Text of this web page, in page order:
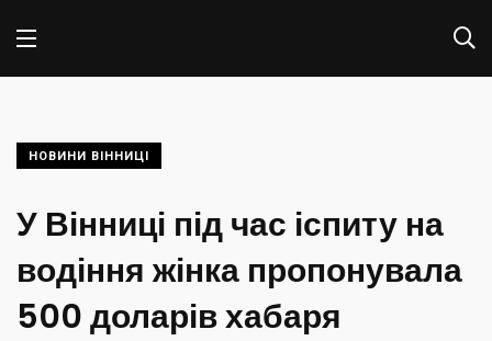
НОВИНИ ВІННИЦІ
У Вінниці під час іспиту на
водіння жінка пропонувала
500 доларів хабаря